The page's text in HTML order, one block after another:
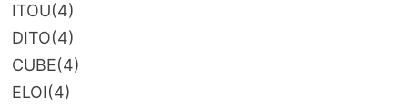
ITOU(4)
DITO(4)
CUBE(4)
ELOI(4)